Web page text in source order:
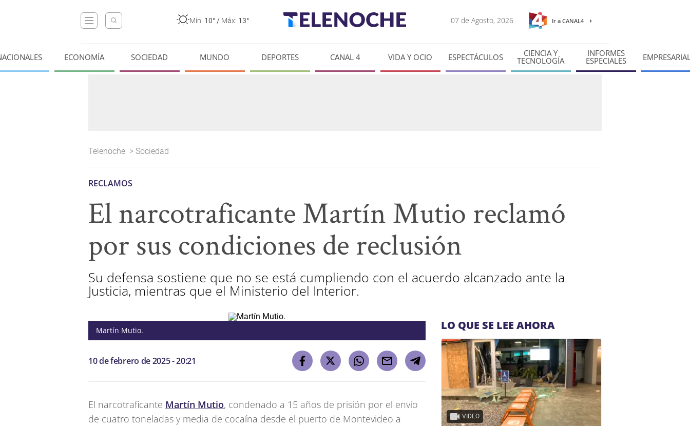
Mín: 10° / Máx: 13° 07 de Agosto, 2026 Ir a CANAL4
ECONOMÍA SOCIEDAD MUNDO DEPORTES CANAL 4 VIDA Y OCIO ESPECTÁCULOS CIENCIA Y
TECNOLOGÍA
INFORMES
ESPECIALES
Telenoche > Sociedad
RECLAMOS
El narcotraficante Martín Mutio reclamó
por sus condiciones de reclusión
Su defensa sostiene que no se está cumpliendo con el acuerdo alcanzado ante la
Justicia, mientras que el Ministerio del Interior.
Martín Mutio.
10 de febrero de 2025 - 20:21
El narcotraficante Martín Mutio, condenado a 15 años de prisión por el envío
de cuatro toneladas y media de cocaína desde el puerto de Montevideo a
LO QUE SE LEE AHORA
VIDEO